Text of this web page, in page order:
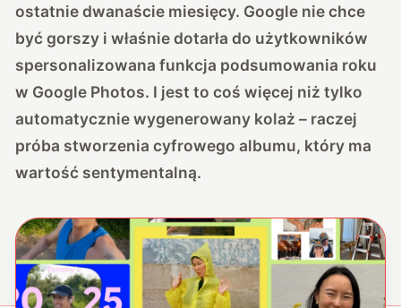
ostatnie dwanaście miesięcy. Google nie chce
być gorszy i właśnie dotarła do użytkowników
spersonalizowana funkcja podsumowania roku
w Google Photos. I jest to coś więcej niż tylko
automatycznie wygenerowany kolaż – raczej
próba stworzenia cyfrowego albumu, który ma
wartość sentymentalną.